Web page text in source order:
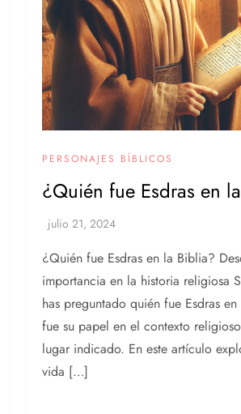
PERSONAJES BÍBLICOS
¿Quién fue Esdras en
¿Quién fue Esdras en la Biblia?
importancia en la historia religiosa
has preguntado quién fue Esdras
fue su papel en el contexto
lugar indicado. En este artículo
vida […]